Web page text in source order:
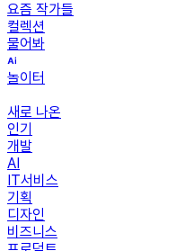
요즘 작가들
컬렉션
물어봐
놀이터
새로 나온
인기
개발
AI
IT서비스
기획
디자인
비즈니스